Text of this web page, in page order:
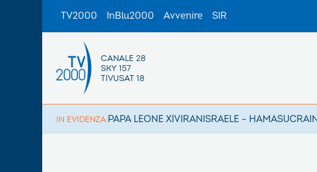
TV2000 InBlu2000 Avvenire SIR
CANALE 28
SKY 157
TIVUSAT 18
IN EVIDENZA:PAPA LEONE XIVIRANISRAELE – HAMAS